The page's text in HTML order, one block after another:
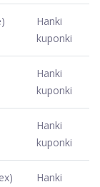
Hanki
kuponki
Hanki
kuponki
Hanki
kuponki
Hanki